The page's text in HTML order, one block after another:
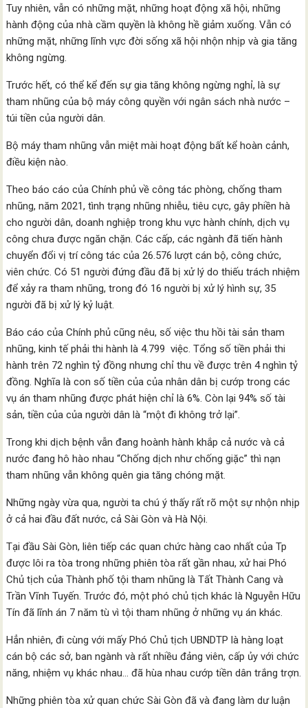
Tuy nhiên, vẫn có những mặt, những hoạt động xã hội, những
hành động của nhà cầm quyền là không hề giảm xuống. Vẫn có
những mặt, những lĩnh vực đời sống xã hội nhộn nhịp và gia tăng
không ngừng.
Trước hết, có thể kể đến sự gia tăng không ngừng nghỉ, là sự
tham nhũng của bộ máy công quyền với ngân sách nhà nước –
túi tiền của người dân.
Bộ máy tham nhũng vẫn miệt mài hoạt động bất kể hoàn cảnh,
điều kiện nào.
Theo báo cáo của Chính phủ về công tác phòng, chống tham
nhũng, năm 2021, tình trạng nhũng nhiễu, tiêu cực, gây phiền hà
cho người dân, doanh nghiệp trong khu vực hành chính, dịch vụ
công chưa được ngăn chặn. Các cấp, các ngành đã tiến hành
chuyển đổi vị trí công tác của 26.576 lượt cán bộ, công chức,
viên chức. Có 51 người đứng đầu đã bị xử lý do thiếu trách nhiệm
để xảy ra tham nhũng, trong đó 16 người bị xử lý hình sự, 35
người đã bị xử lý kỷ luật.
Báo cáo của Chính phủ cũng nêu, số việc thu hồi tài sản tham
nhũng, kinh tế phải thi hành là 4.799 việc. Tổng số tiền phải thi
hành trên 72 nghìn tỷ đồng nhưng chỉ thu về được trên 4 nghìn tỷ
đồng. Nghĩa là con số tiền của của nhân dân bị cướp trong các
vụ án tham nhũng được phát hiện chỉ là 6%. Còn lại 94% số tài
sản, tiền của của người dân là “một đi không trở lại”.
Trong khi dịch bệnh vẫn đang hoành hành khắp cả nước và cả
nước đang hô hào nhau “Chống dịch như chống giặc” thì nạn
tham nhũng vẫn không quên gia tăng chóng mặt.
Những ngày vừa qua, người ta chú ý thấy rất rõ một sự nhộn nhịp
ở cả hai đầu đất nước, cả Sài Gòn và Hà Nội.
Tại đầu Sài Gòn, liên tiếp các quan chức hàng cao nhất của Tp
được lôi ra tòa trong những phiên tòa rất gần nhau, xử hai Phó
Chủ tịch của Thành phố tội tham nhũng là Tất Thành Cang và
Trần Vĩnh Tuyến. Trước đó, một phó chủ tịch khác là Nguyễn Hữu
Tín đã lĩnh án 7 năm tù vì tội tham nhũng ở những vụ án khác.
Hẳn nhiên, đi cùng với mấy Phó Chủ tịch UBNDTP là hàng loạt
cán bộ các sở, ban ngành và rất nhiều đảng viên, cấp ủy với chức
năng, nhiệm vụ khác nhau… đã hùa nhau cướp tiền dân trắng trợn.
Những phiên tòa xử quan chức Sài Gòn đã và đang làm dư luận